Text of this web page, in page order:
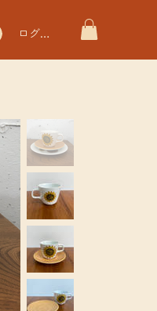
ログイン